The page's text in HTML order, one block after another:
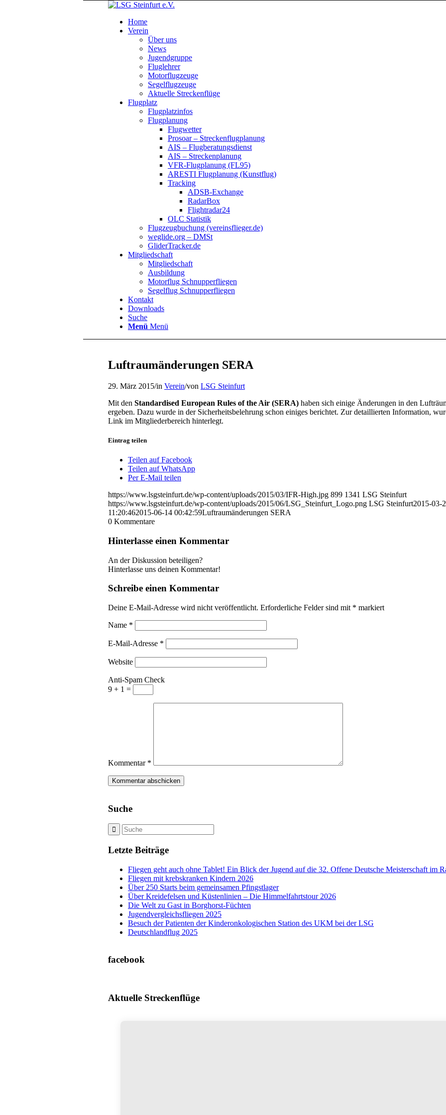
Home
Verein
Über uns
News
Jugendgruppe
Fluglehrer
Motorflugzeuge
Segelflugzeuge
Aktuelle Streckenflüge
Flugplatz
Flugplatzinfos
Flugplanung
Flugwetter
Prosoar – Streckenflugplanung
AIS – Flugberatungsdienst
AIS – Streckenplanung
VFR-Flugplanung (FL95)
ARESTI Flugplanung (Kunstflug)
Tracking
ADSB-Exchange
RadarBox
Flightradar24
OLC Statistik
Flugzeugbuchung (vereinsflieger.de)
weglide.org – DMSt
GliderTracker.de
Mitgliedschaft
Mitgliedschaft
Ausbildung
Motorflug Schnupperfliegen
Segelflug Schnupperfliegen
Kontakt
Downloads
Suche
Menü Menü
Luftraumänderungen SERA
29. März 2015/in Verein/von LSG Steinfurt
Mit den Standardised European Rules of the Air (SERA) haben sich einige Änderungen in den
ergeben. Dazu wurde in der Sicherheitsbelehrung schon einiges berichtet. Zur detaillierten Information,
Link im Mitgliederbereich hinterlegt.
Eintrag teilen
Teilen auf Facebook
Teilen auf WhatsApp
Per E-Mail teilen
https://www.lsgsteinfurt.de/wp-content/uploads/2015/03/IFR-High.jpg 899 1341 LSG Steinfurt
https://www.lsgsteinfurt.de/wp-content/uploads/2015/06/LSG_Steinfurt_Logo.png LSG Steinfurt2015-03-
11:20:462015-06-14 00:42:59Luftraumänderungen SERA
0 Kommentare
Hinterlasse einen Kommentar
An der Diskussion beteiligen?
Hinterlasse uns deinen Kommentar!
Schreibe einen Kommentar
Deine E-Mail-Adresse wird nicht veröffentlicht. Erforderliche Felder sind mit * markiert
Name *
E-Mail-Adresse *
Website
Anti-Spam Check
9 + 1 =
Kommentar *
Suche
Letzte Beiträge
Fliegen geht auch ohne Tablet! Ein Blick der Jugend auf die 32. Offene Deutsche Meisterschaft im
Fliegen mit krebskranken Kindern 2026
Über 250 Starts beim gemeinsamen Pfingstlager
Über Kreidefelsen und Küstenlinien – Die Himmelfahrtstour 2026
Die Welt zu Gast in Borghorst-Füchten
Jugendvergleichsfliegen 2025
Besuch der Patienten der Kinderonkologischen Station des UKM bei der LSG
Deutschlandflug 2025
facebook
Aktuelle Streckenflüge